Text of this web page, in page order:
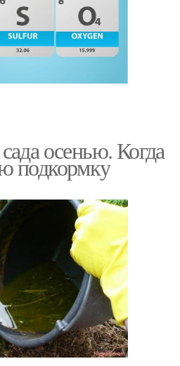
осенью. Когда
подкормку